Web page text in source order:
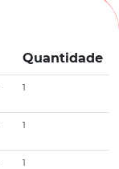
Quantidade
1
1
1